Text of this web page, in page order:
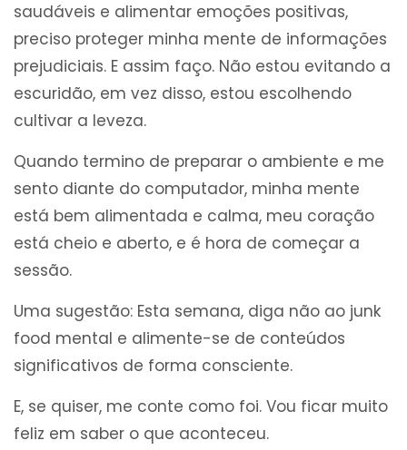
saudáveis e alimentar emoções positivas,
preciso proteger minha mente de informações
prejudiciais. E assim faço. Não estou evitando a
escuridão, em vez disso, estou escolhendo
cultivar a leveza.
Quando termino de preparar o ambiente e me
sento diante do computador, minha mente
está bem alimentada e calma, meu coração
está cheio e aberto, e é hora de começar a
sessão.
Uma sugestão: Esta semana, diga não ao junk
food mental e alimente-se de conteúdos
significativos de forma consciente.
E, se quiser, me conte como foi. Vou ficar muito
feliz em saber o que aconteceu.